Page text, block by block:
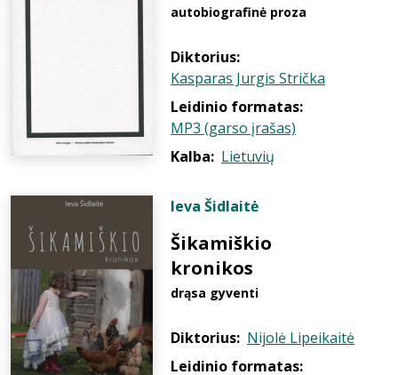
autobiografinė proza
Diktorius:
Kasparas Jurgis Strička
Leidinio formatas:
MP3 (garso įrašas)
Kalba: Lietuvių
Ieva Šidlaitė
Šikamiškio
kronikos
drąsa gyventi
Diktorius: Nijolė Lipeikaitė
Leidinio formatas: